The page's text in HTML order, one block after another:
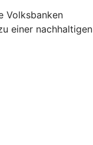
Volksbanken
einer nachhaltigen